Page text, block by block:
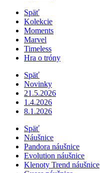
Späť
Kolekcie
Moments
Marvel
Timeless
Hra o tróny
Späť
Novinky
21.5.2026
1.4.2026
8.1.2026
Späť
Náušnice
Pandora náušnice
Evolution náušnice
Klenoty Trend náušnice